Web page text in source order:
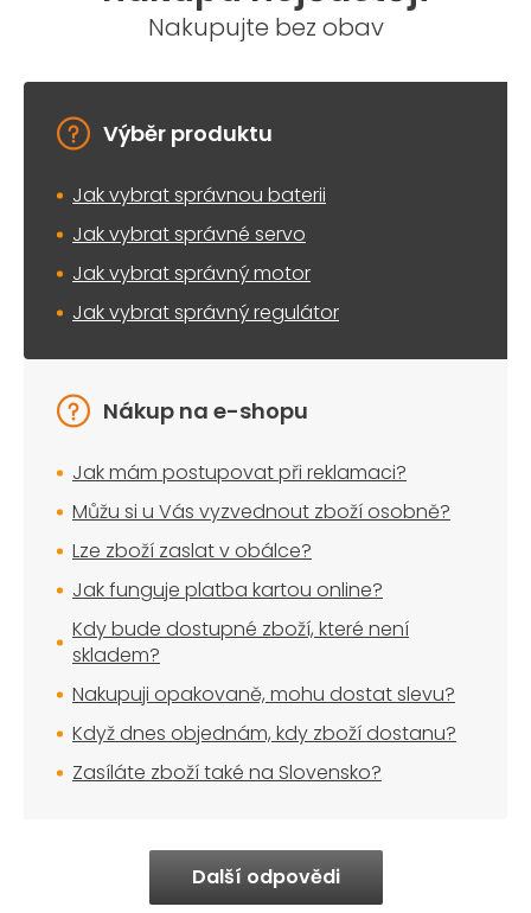
í
p
v
y
p
s
u
Nakupujte bez obav
Výběr produktu
Jak vybrat správnou baterii
Jak vybrat správné servo
Jak vybrat správný motor
Jak vybrat správný regulátor
Nákup na e-shopu
Jak mám postupovat při reklamaci?
Můžu si u Vás vyzvednout zboží osobně?
Lze zboží zaslat v obálce?
Jak funguje platba kartou online?
Kdy bude dostupné zboží, které není
skladem?
Nakupuji opakovaně, mohu dostat slevu?
Když dnes objednám, kdy zboží dostanu?
Zasíláte zboží také na Slovensko?
Další odpovědi